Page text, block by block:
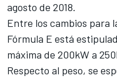
agosto de 2018.
Entre los cambios para
Fórmula E está
máxima de 200kW a
Respecto al peso, se